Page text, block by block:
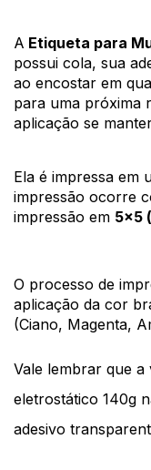
A Etiqueta para
possui cola, sua
ao encostar em
para uma próxima
aplicação se
Ela é impressa em
impressão ocorre
impressão em 5x5
O processo de
aplicação da cor
(Ciano, Magenta,
Vale lembrar que a
eletrostático 140g
adesivo